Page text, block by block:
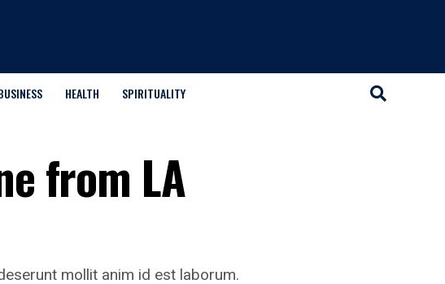
HEALTH SPIRITUALITY
from LA
mollit anim id est laborum.